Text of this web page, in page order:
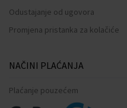
Odustajanje od ugovora
Promjena pristanka za kolačiće
NAČINI PLAĆANJA
Plaćanje pouzećem